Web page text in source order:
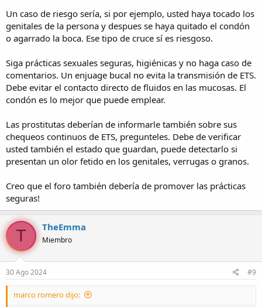
Un caso de riesgo sería, si por ejemplo, usted haya tocado los
genitales de la persona y despues se haya quitado el condón
o agarrado la boca. Ese tipo de cruce sí es riesgoso.
Siga prácticas sexuales seguras, higiénicas y no haga caso de
comentarios. Un enjuage bucal no evita la transmisión de ETS.
Debe evitar el contacto directo de fluidos en las mucosas. El
condón es lo mejor que puede emplear.
Las prostitutas deberían de informarle también sobre sus
chequeos continuos de ETS, pregunteles. Debe de verificar
usted también el estado que guardan, puede detectarlo si
presentan un olor fetido en los genitales, verrugas o granos.
Creo que el foro también debería de promover las prácticas
seguras!
T TheEmma
Miembro
30 Ago 2024 #9
marco romero dijo: